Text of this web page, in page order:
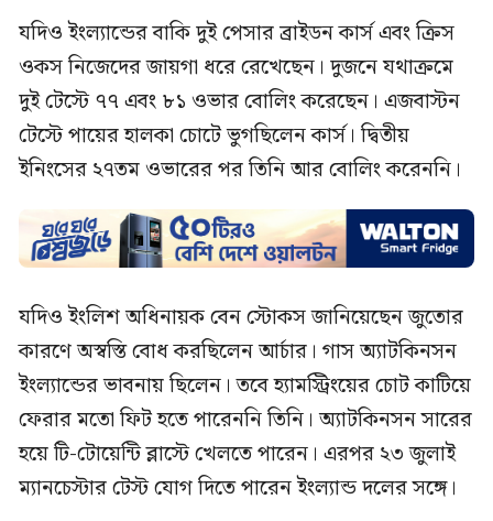
যদিও ইংল্যান্ডের বাকি দুই পেসার ব্রাইডন কার্স এবং ক্রিস
ওকস নিজেদের জায়গা ধরে রেখেছেন। দুজনে যথাক্রমে
দুই টেস্টে ৭৭ এবং ৮১ ওভার বোলিং করেছেন। এজবাস্টন
টেস্টে পায়ের হালকা চোটে ভুগছিলেন কার্স। দ্বিতীয়
ইনিংসের ২৭তম ওভারের পর তিনি আর বোলিং করেননি।
যদিও ইংলিশ অধিনায়ক বেন স্টোকস জানিয়েছেন জুতোর
কারণে অস্বস্তি বোধ করছিলেন আর্চার। গাস অ্যাটকিনসন
ইংল্যান্ডের ভাবনায় ছিলেন। তবে হ্যামস্ট্রিংয়ের চোট কাটিয়ে
ফেরার মতো ফিট হতে পারেননি তিনি। অ্যাটকিনসন সারের
হয়ে টি-টোয়েন্টি ব্লাস্টে খেলতে পারেন। এরপর ২৩ জুলাই
ম্যানচেস্টার টেস্ট যোগ দিতে পারেন ইংল্যান্ড দলের সঙ্গে।